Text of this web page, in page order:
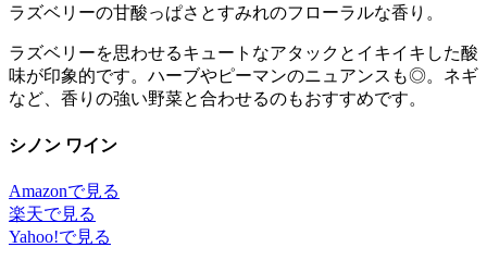
ラズベリーの甘酸っぱさとすみれのフローラルな香り。
ラズベリーを思わせるキュートなアタックとイキイキした酸
味が印象的です。ハーブやピーマンのニュアンスも◎。ネギ
など、香りの強い野菜と合わせるのもおすすめです。
シノン ワイン
Amazonで見る
楽天で見る
Yahoo!で見る